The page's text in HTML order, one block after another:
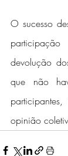
O sucesso
devolução
que não
opinião